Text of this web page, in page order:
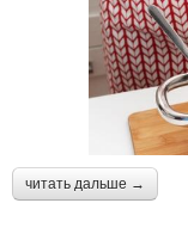
читать дальше →